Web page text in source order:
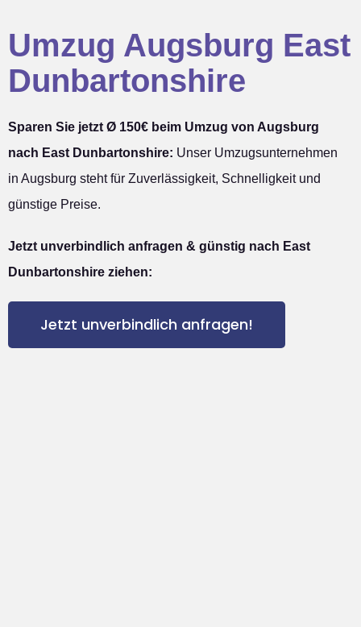
Umzug Augsburg East
Dunbartonshire
Sparen Sie jetzt Ø 150€ beim Umzug von Augsburg
nach East Dunbartonshire: Unser Umzugsunternehmen
in Augsburg steht für Zuverlässigkeit, Schnelligkeit und
günstige Preise.
Jetzt unverbindlich anfragen & günstig nach East
Dunbartonshire ziehen:
Jetzt unverbindlich anfragen!